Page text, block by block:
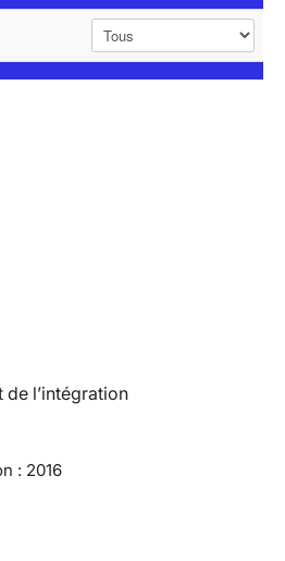
de l’intégration
: 2016